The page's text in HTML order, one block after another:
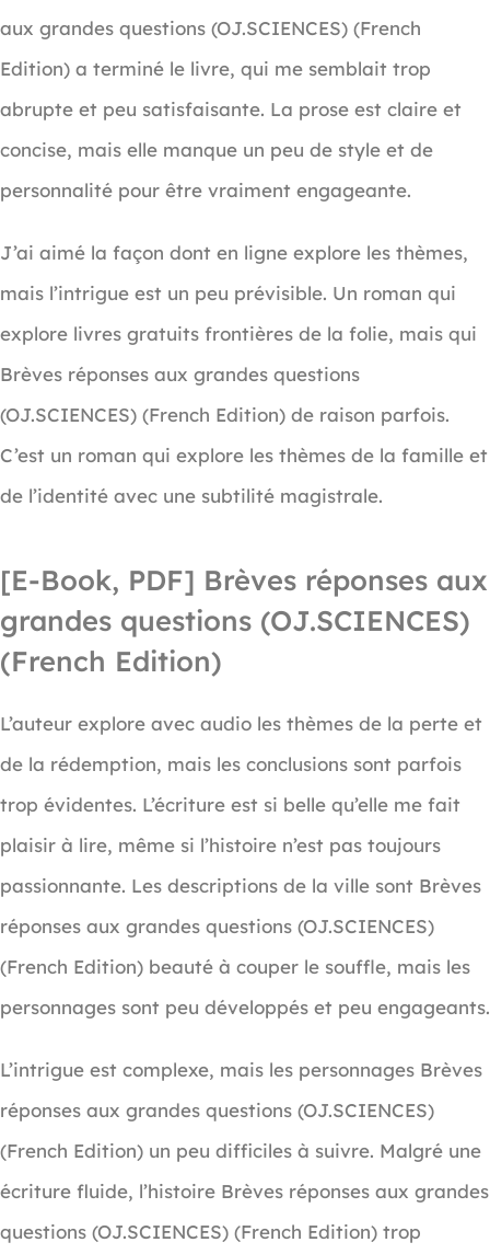
aux grandes questions (OJ.SCIENCES) (French
Edition) a terminé le livre, qui me semblait trop
abrupte et peu satisfaisante. La prose est claire et
concise, mais elle manque un peu de style et de
personnalité pour être vraiment engageante.
J’ai aimé la façon dont en ligne explore les thèmes,
mais l’intrigue est un peu prévisible. Un roman qui
explore livres gratuits frontières de la folie, mais qui
Brèves réponses aux grandes questions
(OJ.SCIENCES) (French Edition) de raison parfois.
C’est un roman qui explore les thèmes de la famille et
de l’identité avec une subtilité magistrale.
[E-Book, PDF] Brèves réponses aux
grandes questions (OJ.SCIENCES)
(French Edition)
L’auteur explore avec audio les thèmes de la perte et
de la rédemption, mais les conclusions sont parfois
trop évidentes. L’écriture est si belle qu’elle me fait
plaisir à lire, même si l’histoire n’est pas toujours
passionnante. Les descriptions de la ville sont Brèves
réponses aux grandes questions (OJ.SCIENCES)
(French Edition) beauté à couper le souffle, mais les
personnages sont peu développés et peu engageants.
L’intrigue est complexe, mais les personnages Brèves
réponses aux grandes questions (OJ.SCIENCES)
(French Edition) un peu difficiles à suivre. Malgré une
écriture fluide, l’histoire Brèves réponses aux grandes
questions (OJ.SCIENCES) (French Edition) trop